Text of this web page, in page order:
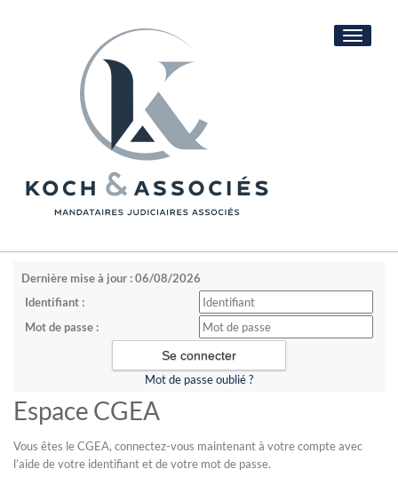
Toggle
Dernière mise à jour : 06/08/2026
Identifiant :
Mot de passe :
Mot de passe oublié ?
Espace CGEA
Vous êtes le CGEA, connectez-vous maintenant à votre compte avec
l’aide de votre identifiant et de votre mot de passe.